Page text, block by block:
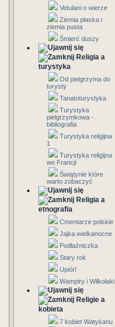
Vetulani o wierze
Ziemia płaska i
ziemia pusta
Śmierć duszy
Religia a
turystyka
Od pielgrzyma do
turysty
Tanatoturystyka
Turystyka
pielgrzymkowa -
bibliografia
Turystyka religijna
1
Turystyka religijna
we Francji
Świątynie które
warto zobaczyć
Religia a
etnografia
Cmentarze polskie
Jajka wielkanocne
Podłaźniczka
Stary rok
Upiór!
Wampiry i Wilkołaki
Religie a
kobieta
7 kobiet Watykanu